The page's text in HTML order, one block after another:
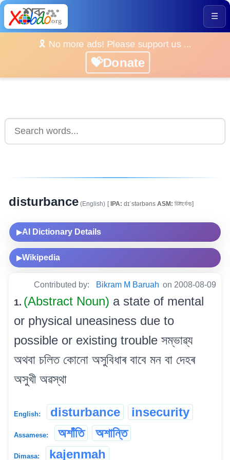
☰
🎗️ No more ads! Please support us ...
💝Donate
disturbance (English) [IPA: dɪˈstərbəns ASM: ডিষ্টাৰ্বেনচ]
▶AI Dictionary Details
▶Wikipedia
Contributed by: Bikram M Baruah on 2008-08-09
1. (Abstract Noun) a state of mental
or physical uneasiness due to
possible or existing trouble সম্ভাৱ্য
অথবা চলিত কোনো অসুবিধাৰ বাবে মন বা দেহৰ
অসুখী অৱস্থা
English: disturbance insecurity
Assamese: অশাঁতি অশান্তি
Dimasa: kajenmah